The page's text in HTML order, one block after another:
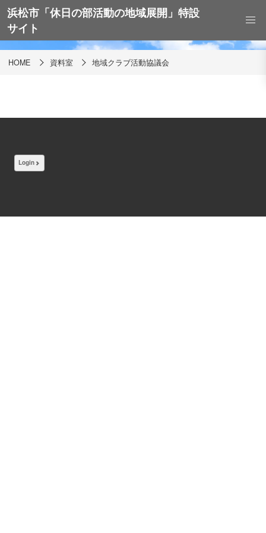
浜松市「休日の部活動の地域展開」特設
サイト
地域クラブ活動協議会
HOME 資料室 地域クラブ活動協議会
Login